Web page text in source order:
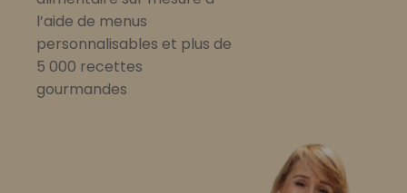
l’aide de menus
personnalisables et plus de
5 000 recettes
gourmandes